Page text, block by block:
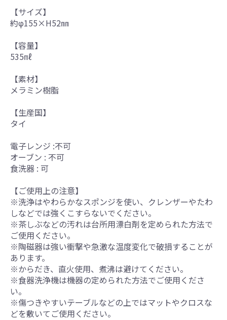
【サイズ】
約φ155×H52㎜
【容量】
535㎖
【素材】
メラミン樹脂
【生産国】
タイ
電子レンジ :不可
オーブン : 不可
食洗器 : 可
【ご使用上の注意】
※洗浄はやわらかなスポンジを使い、クレンザーやたわ
しなどでは強くこすらないでください。
※茶しぶなどの汚れは台所用漂白剤を定められた方法で
ご使用ください。
※陶磁器は強い衝撃や急激な温度変化で破損することが
あります。
※からだき、直火使用、煮沸は避けてください。
※食器洗浄機は機器の定められた方法でご使用くださ
い。
※傷つきやすいテーブルなどの上ではマットやクロスな
どを敷いてご使用ください。